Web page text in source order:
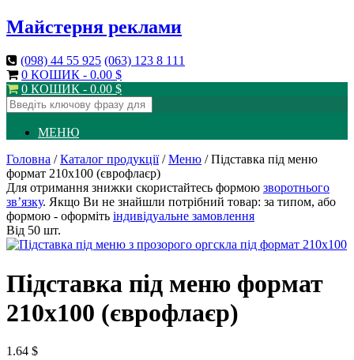
Майстерня реклами
(098) 44 55 925 (063) 123 8 111
0 КОШИК - 0.00 $
0 КОШИК - 0.00 $
МЕНЮ
Головна /Каталог продукції/Меню / Підставка під меню
формат 210х100 (єврофлаєр)
Для отримання знижки скористайтесь формою зворотнього
зв’язку. Якщо Ви не знайшли потрібний товар: за типом, або
формою - оформіть індивідуальне замовлення
Від 50 шт.
Підставка під меню формат
210х100 (єврофлаєр)
1.64 $